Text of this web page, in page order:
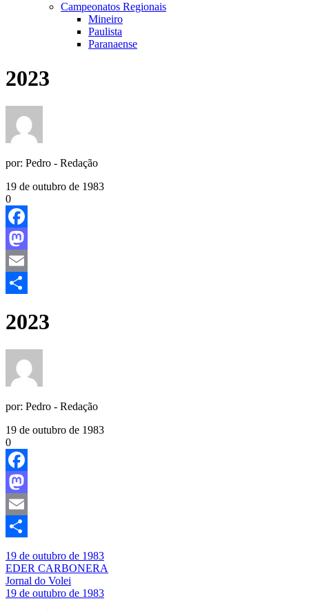
Campeonatos Regionais
Mineiro
Paulista
Paranaense
2023
por: Pedro - Redação
19 de outubro de 1983
0
Facebook
Mastodon
Email
2023
por: Pedro - Redação
19 de outubro de 1983
0
Facebook
Mastodon
Email
19 de outubro de 1983
EDER CARBONERA
Jornal do Volei
19 de outubro de 1983